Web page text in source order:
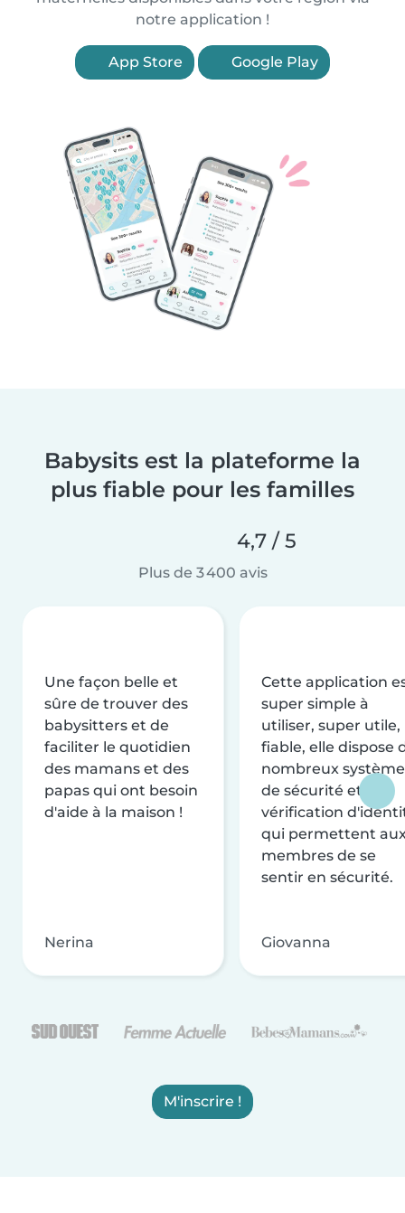
notre application !
App Store Google Play
Babysits est la plateforme la
plus fiable pour les familles
4,7 / 5
Plus de 3 400 avis
Une façon belle et
sûre de trouver des
babysitters et de
faciliter le quotidien
des mamans et des
papas qui ont besoin
d'aide à la maison !
Nerina
Cette application
super simple à
utiliser, super utile,
fiable, elle dispose
nombreux
de sécurité et de
vérification
qui permettent
membres de se
sentir en sécurité.
Giovanna
M'inscrire !